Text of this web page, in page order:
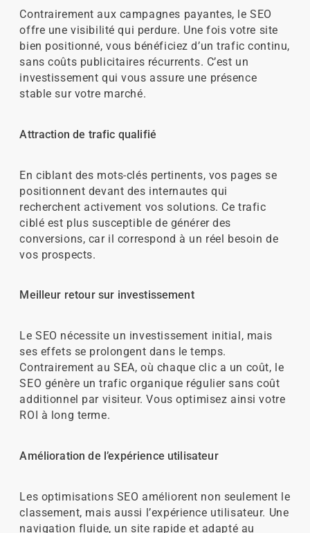
Contrairement aux campagnes payantes, le SEO
offre une visibilité qui perdure. Une fois votre site
bien positionné, vous bénéficiez d’un trafic continu,
sans coûts publicitaires récurrents. C’est un
investissement qui vous assure une présence
stable sur votre marché.
Attraction de trafic qualifié
En ciblant des mots-clés pertinents, vos pages se
positionnent devant des internautes qui
recherchent activement vos solutions. Ce trafic
ciblé est plus susceptible de générer des
conversions, car il correspond à un réel besoin de
vos prospects.
Meilleur retour sur investissement
Le SEO nécessite un investissement initial, mais
ses effets se prolongent dans le temps.
Contrairement au SEA, où chaque clic a un coût, le
SEO génère un trafic organique régulier sans coût
additionnel par visiteur. Vous optimisez ainsi votre
ROI à long terme.
Amélioration de l’expérience utilisateur
Les optimisations SEO améliorent non seulement le
classement, mais aussi l’expérience utilisateur. Une
navigation fluide, un site rapide et adapté au